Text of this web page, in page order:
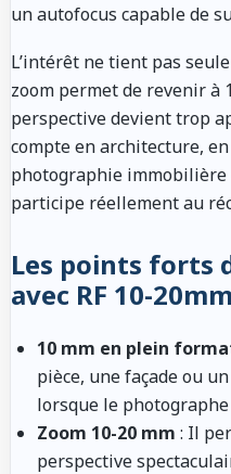
un autofocus capable de
L’intérêt ne tient pas
zoom permet de revenir à
perspective devient trop
compte en architecture,
photographie immobilière
participe réellement au
Les points forts
avec RF 10-
10 mm en plein
pièce, une façade ou
lorsque le
Zoom 10-20 mm : Il
perspective